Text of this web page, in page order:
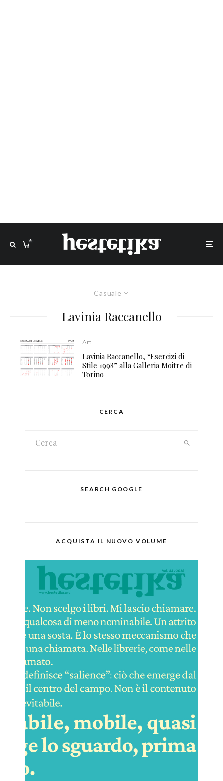
0
Casuale
Lavinia Raccanello
Art
Lavinia Raccanello, “Esercizi di
Stile 1998” alla Galleria Moitre di
Torino
CERCA
SEARCH GOOGLE
ACQUISTA IL NUOVO VOLUME